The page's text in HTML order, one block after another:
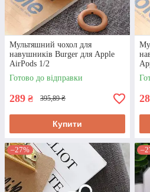
Контактна
НАШІ
ДОВІРЯЮТЬ,
ГОВОРЯТЬ
ПОЗИТИВНІ
Ми докладаємо
Мультяшний чохол для
навушників Burger для Apple
AirPods 1/2
Готово до відправки
289 ₴ 395,89 ₴
Купити
–27%